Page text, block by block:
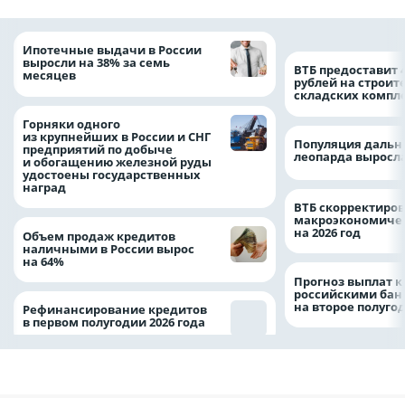
Ипотечные выдачи в России
выросли на 38% за семь
месяцев
Горняки одного
из крупнейших в России и СНГ
предприятий по добыче
и обогащению железной руды
удостоены государственных
наград
Объем продаж кредитов
наличными в России вырос
на 64%
Рефинансирование кредитов
в первом полугодии 2026 года
ВТБ предоставит
рублей на
складских
Популяция
леопарда
ВТБ
на 2026 год
Прогноз выплат
российскими
на второе